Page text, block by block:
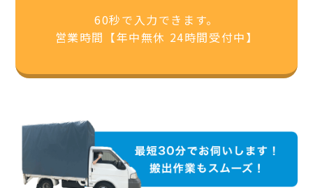
60秒で入力できます。
営業時間【年中無休 24時間受付中】